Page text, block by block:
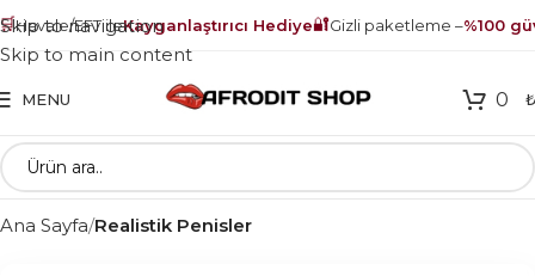
Havale/EFT ileKayganlaştırıcı Hediye🔐Gizli paketleme – %100
Skip to navigation
Skip to main content
MENU 0 ₺
Ana Sayfa Realistik Penisler